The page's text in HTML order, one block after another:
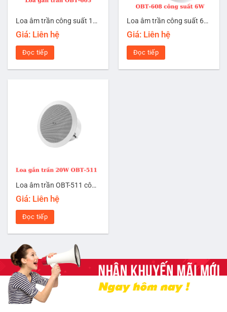
Loa âm trần công suất 10W OBT-605
Giá: Liên hệ
Đọc tiếp
Loa âm trần công suất 6W OBT-608
Giá: Liên hệ
Đọc tiếp
Loa âm trần OBT-511 công suất 20W
Giá: Liên hệ
Đọc tiếp